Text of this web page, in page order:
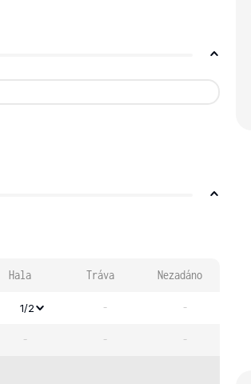
Hala Tráva Nezadáno
1/2 - -
- - -